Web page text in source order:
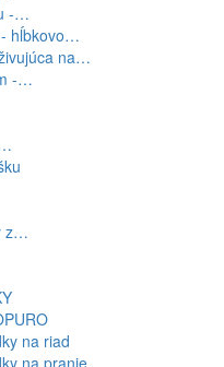
-…
hĺbkovo…
na…
-…
z…
na riad
na pranie